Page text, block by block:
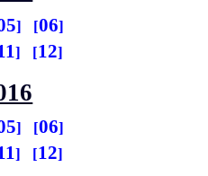
06
12
06
12